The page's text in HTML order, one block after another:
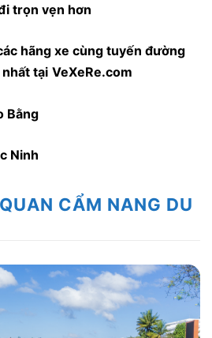
trọn vẹn hơn
hãng xe cùng tuyến đường
tại VeXeRe.com
Bằng
Ninh
CẨM NANG DU